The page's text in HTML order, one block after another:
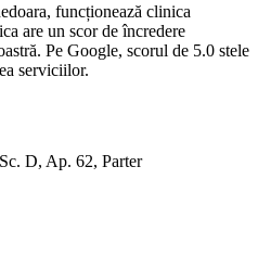
funcționează clinica
are un scor de încredere
Pe Google, scorul de 5.0 stele
serviciilor.
D, Ap. 62, Parter